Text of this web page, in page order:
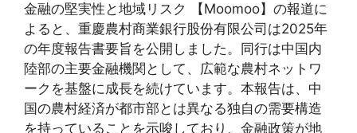
金融の堅実性と地域リスク 【Moomoo】の報道に
よると、重慶農村商業銀行股份有限公司は2025年
の年度報告書要旨を公開しました。同行は中国内
陸部の主要金融機関として、広範な農村ネットワ
ークを基盤に成長を続けています。本報告は、中
国の農村経済が都市部とは異なる独自の需要構造
を持っていることを示唆しており、金融政策が地